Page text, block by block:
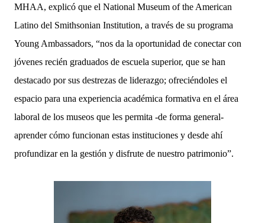
MHAA, explicó que el National Museum of the American
Latino del Smithsonian Institution, a través de su programa
Young Ambassadors, “nos da la oportunidad de conectar con
jóvenes recién graduados de escuela superior, que se han
destacado por sus destrezas de liderazgo; ofreciéndoles el
espacio para una experiencia académica formativa en el área
laboral de los museos que les permita -de forma general-
aprender cómo funcionan estas instituciones y desde ahí
profundizar en la gestión y disfrute de nuestro patrimonio”.